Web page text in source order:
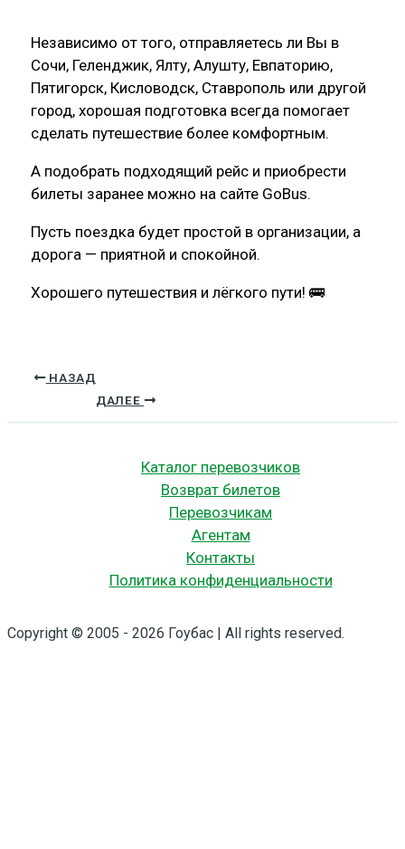
Независимо от того, отправляетесь ли Вы в
Сочи, Геленджик, Ялту, Алушту, Евпаторию,
Пятигорск, Кисловодск, Ставрополь или другой
город, хорошая подготовка всегда помогает
сделать путешествие более комфортным.
А подобрать подходящий рейс и приобрести
билеты заранее можно на сайте GoBus.
Пусть поездка будет простой в организации, а
дорога — приятной и спокойной.
Хорошего путешествия и лёгкого пути! 🚌
НАЗАД
ДАЛЕЕ
Каталог перевозчиков
Возврат билетов
Перевозчикам
Агентам
Контакты
Политика конфиденциальности
Copyright © 2005 - 2026 Гоубас | All rights reserved.